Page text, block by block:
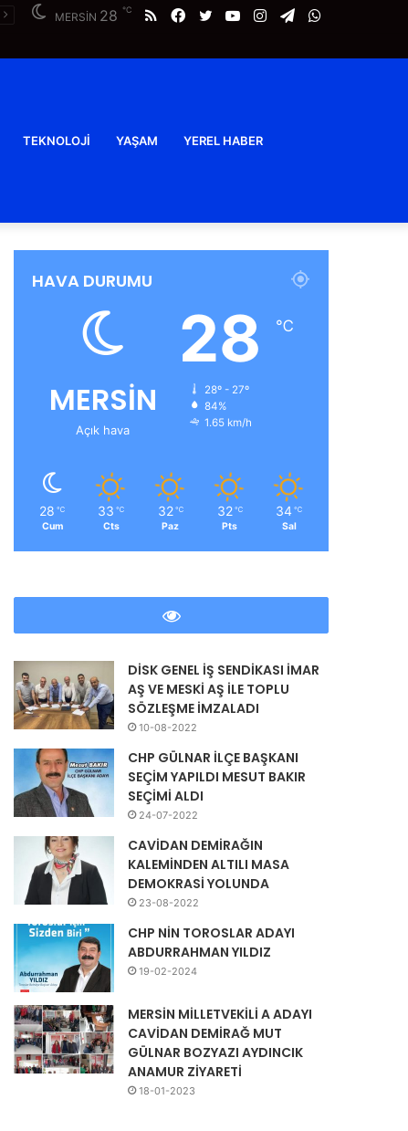
Telegram
Instagram
YouTube
Twitter
Facebook
RSS
MERSİN 28 ℃
TEKNOLOJI YAŞAM YEREL HABER
HAVA DURUMU
MERSİN
Açık hava
28 ℃
28º - 27º
84%
1.65 km/h
28 ℃
Cum
33 ℃
Cts
32 ℃
Paz
32 ℃
Pts
34 ℃
Sal
DİSK GENEL İŞ SENDİKASI İMAR
AŞ VE MESKİ AŞ İLE TOPLU
SÖZLEŞME İMZALADI
10-08-2022
CHP GÜLNAR İLÇE BAŞKANI
SEÇİM YAPILDI MESUT BAKIR
SEÇİMİ ALDI
24-07-2022
CAVİDAN DEMİRAĞIN
KALEMİNDEN ALTILI MASA
DEMOKRASİ YOLUNDA
23-08-2022
CHP NİN TOROSLAR ADAYI
ABDURRAHMAN YILDIZ
19-02-2024
MERSİN MİLLETVEKİLİ A ADAYI
CAVİDAN DEMİRAĞ MUT
GÜLNAR BOZYAZI AYDINCIK
ANAMUR ZİYARETİ
18-01-2023